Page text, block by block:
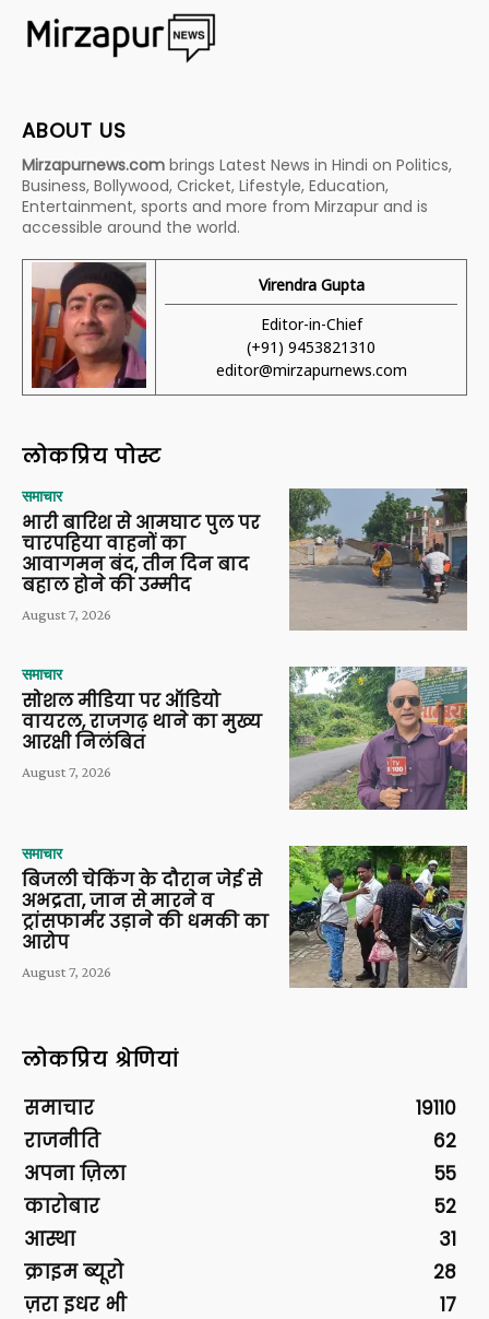
ABOUT US
Mirzapurnews.com brings Latest News in Hindi on Politics,
Business, Bollywood, Cricket, Lifestyle, Education,
Entertainment, sports and more from Mirzapur and is
accessible around the world.
Virendra Gupta
Editor-in-Chief
(+91) 9453821310
editor@mirzapurnews.com
लोकप्रिय पोस्ट
समाचार
भारी बारिश से आमघाट पुल पर
चारपहिया वाहनों का
आवागमन बंद, तीन दिन बाद
बहाल होने की उम्मीद
August 7, 2026
समाचार
सोशल मीडिया पर ऑडियो
वायरल, राजगढ़ थाने का मुख्य
आरक्षी निलंबित
August 7, 2026
समाचार
बिजली चेकिंग के दौरान जेई से
अभद्रता, जान से मारने व
ट्रांसफार्मर उड़ाने की धमकी का
आरोप
August 7, 2026
लोकप्रिय श्रेणियां
समाचार
19110
राजनीति
62
अपना ज़िला
55
कारोबार
52
आस्था
31
क्राइम ब्यूरो
28
ज़रा इधर भी
17